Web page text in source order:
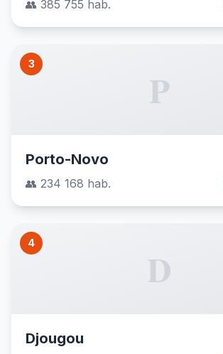
👥 385 755 hab.
3
P
Porto-Novo
👥 234 168 hab.
4
D
Djougou